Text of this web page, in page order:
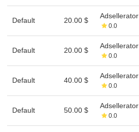
Default 20.00 $
Adsellerator
0.0
Default 20.00 $
Adsellerator
0.0
Default 40.00 $
Adsellerator
0.0
Default 50.00 $
Adsellerator
0.0